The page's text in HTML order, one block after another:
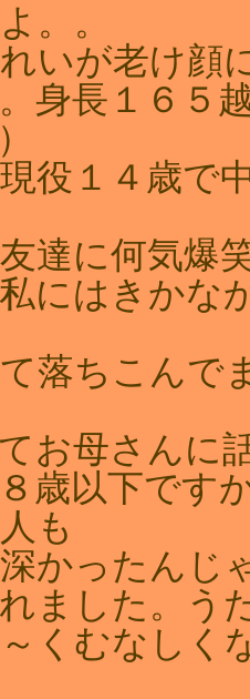
。。
いが老け顔
身長１６５
役１４歳で
達に何気爆
私にはきか
落ちこんで
お母さんに
８歳以下です
も
かったんじ
ました。う
くむなしく